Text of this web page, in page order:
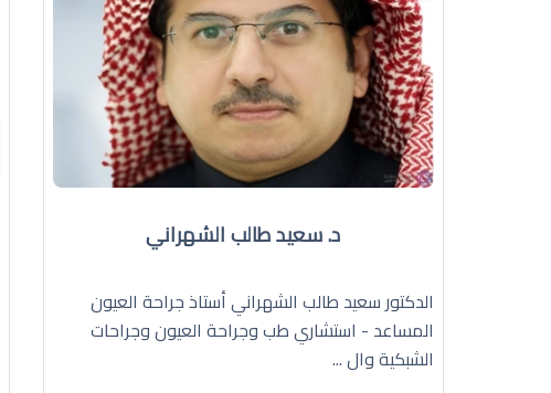
د. سعيد طالب الشهراني
الدكتور سعيد طالب الشهراني أستاذ جراحة العيون
المساعد - استشاري طب وجراحة العيون وجراحات
الشبكية وال ...